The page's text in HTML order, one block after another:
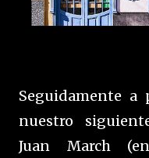
Seguidamente a
nuestro
Juan March